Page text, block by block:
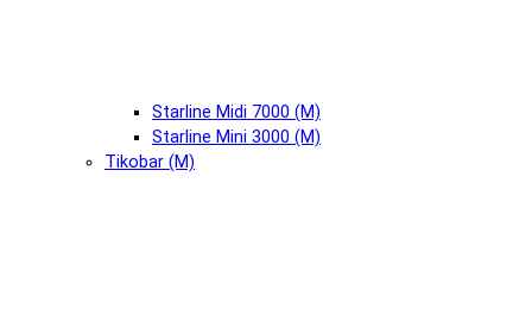
Starline Midi 7000 (М)
Starline Mini 3000 (М)
Tikobar (М)